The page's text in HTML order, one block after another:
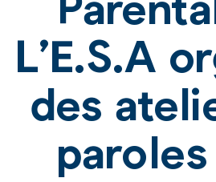
L’E.S.A
des